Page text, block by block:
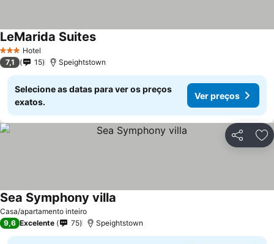
3 EstrelasHotel
LeMarida Suites
7,1 15 Speightstown
Selecione as datas para ver os preços
exatos.
Ver preços
Partilhar
Casa/apartamento inteiro
Sea Symphony villa
9,6 Excelente 75 Speightstown